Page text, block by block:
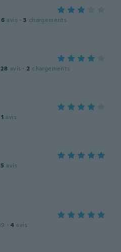
6 avis · 3 chargements
28 avis · 2 chargements
1 avis
5 avis
· 4 avis